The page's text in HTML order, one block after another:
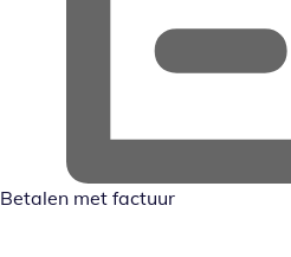
Betalen met factuur